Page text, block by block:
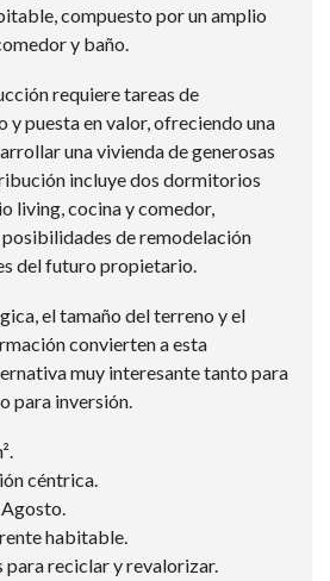
compuesto por un amplio
y baño.
requiere tareas de
puesta en valor, ofreciendo una
una vivienda de generosas
incluye dos dormitorios
living, cocina y comedor,
de remodelación
del futuro propietario.
el tamaño del terreno y el
convierten a esta
muy interesante tanto para
para inversión.
céntrica.
habitable.
para reciclar y revalorizar.